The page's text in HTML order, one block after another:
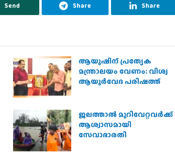
Send Share Share
ആയുഷിന് പ്രത്യേക
മന്ത്രാലയം വേണം: വിശ്വ
ആയുര്‍വേദ പരിഷത്ത്
ജലത്താല്‍ മുറിവേറ്റവര്‍ക്ക്
ആശ്വാസമായി
സേവാഭാരതി